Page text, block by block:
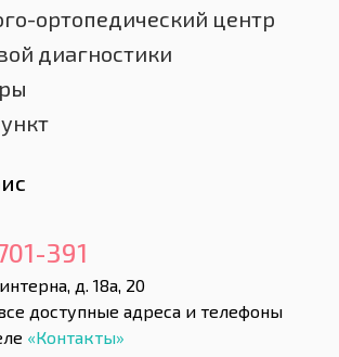
ортопедический центр
диагностики
391
д. 18а, 20
доступные адреса и телефоны
«Контакты»